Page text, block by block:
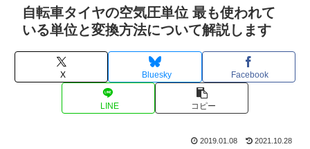
自転車タイヤの空気圧単位 最も使われて
いる単位と変換方法について解説します
X Bluesky Facebook
LINE コピー
2019.01.08 2021.10.28